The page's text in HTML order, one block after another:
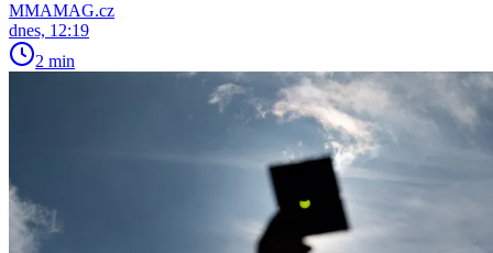
MMAMAG.cz
dnes, 12:19
2 min